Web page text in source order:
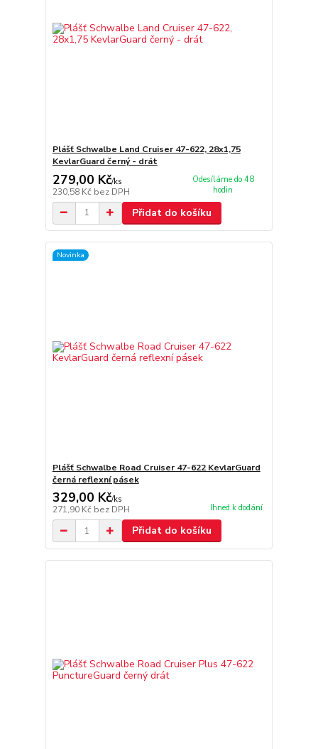
Plášť Schwalbe Land Cruiser 47-622, 28x1,75
KevlarGuard černý - drát
279,00 Kč/ks
230,58 Kč bez DPH
Odesíláme do 48
hodin
Přidat do košíku
Novinka
Plášť Schwalbe Road Cruiser 47-622 KevlarGuard
černá reflexní pásek
329,00 Kč/ks
271,90 Kč bez DPH Ihned k dodání
Přidat do košíku